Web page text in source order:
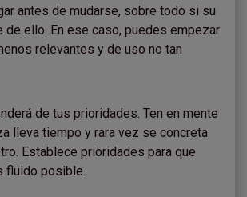
antes de mudarse, sobre todo si su
de ello. En ese caso, puedes empezar
relevantes y de uso no tan
de tus prioridades. Ten en mente
lleva tiempo y rara vez se concreta
Establece prioridades para que
fluido posible.